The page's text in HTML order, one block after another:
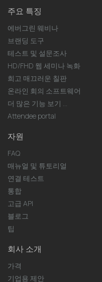
주요 특징
에버그린 웨비나
브랜딩 도구
테스트 및 설문조사
HD/FHD 웹 세미나 녹화
희고 매끄러운 칠판
온라인 회의 소프트웨어
더 많은 기능 보기 ...
Attendee portal
자원
FAQ
매뉴얼 및 튜토리얼
연결 테스트
통합
고급 API
블로그
팁
회사 소개
가격
기업용 제안